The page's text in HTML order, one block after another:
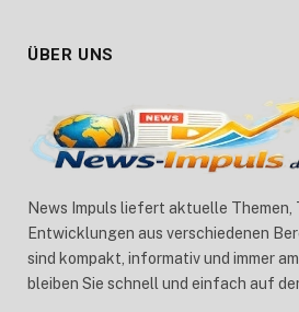
ÜBER UNS
News Impuls liefert aktuelle Themen,
Entwicklungen aus verschiedenen
sind kompakt, informativ und immer
bleiben Sie schnell und einfach auf